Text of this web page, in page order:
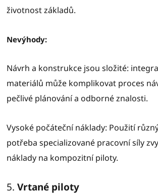
životnost základů.
Nevýhody:
Návrh a konstrukce jsou složité:
materiálů může komplikovat proces
pečlivé plánování a odborné znalosti.
Vysoké počáteční náklady: Použití
potřeba specializované pracovní síly
náklady na kompozitní piloty.
5. Vrtané piloty